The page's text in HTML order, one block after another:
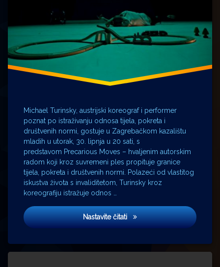
Michael Turinsky, austrijski koreograf i performer
poznat po istraživanju odnosa tijela, pokreta i
društvenih normi, gostuje u Zagrebačkom kazalištu
mladih u utorak, 30. lipnja u 20 sati, s
predstavom Precarious Moves – hvaljenim autorskim
radom koji kroz suvremeni ples propituje granice
tijela, pokreta i društvenih normi. Polazeći od vlastitog
iskustva života s invaliditetom, Turinsky kroz
koreografiju istražuje odnos …
Nastavite čitatiPles koji mijenja pogled na